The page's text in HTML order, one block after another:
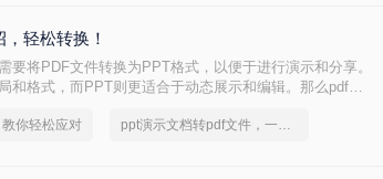
轻松转换！
要将PDF文件转换为PPT格式，以便于进行演示和分享。
和格式，而PPT则更适合于动态展示和编辑。那么pdf文
你轻松应对 ppt演示文档转pdf文件，一招轻松解决